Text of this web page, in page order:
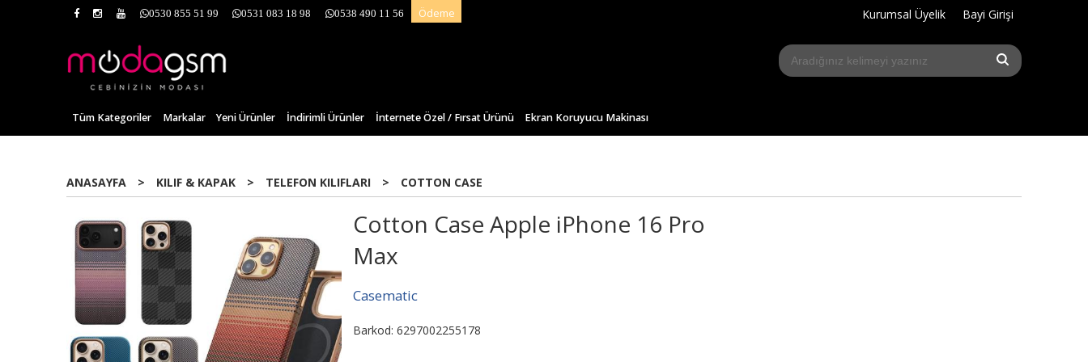
0530 855 51 99 0531 083 18 98 0538 490 11 56 Ödeme Kurumsal Üyelik Bayi Girişi
Tüm Kategoriler Markalar Yeni Ürünler İndirimli Ürünler İnternete Özel / Fırsat Ürünü Ekran Koruyucu Makinası
ANASAYFA > KILIF & KAPAK > TELEFON KILIFLARI > COTTON CASE
Cotton Case Apple iPhone 16 Pro
Max
Casematic
Barkod: 6297002255178